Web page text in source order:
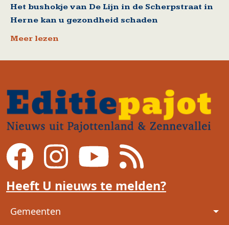
Het bushokje van De Lijn in de Scherpstraat in
Herne kan u gezondheid schaden
Meer lezen
Heeft U nieuws te melden?
Voet
Gemeenten